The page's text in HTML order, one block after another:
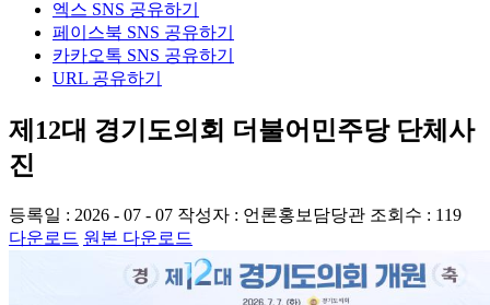
엑스 SNS 공유하기
페이스북 SNS 공유하기
카카오톡 SNS 공유하기
URL 공유하기
제12대 경기도의회 더불어민주당 단체사
진
등록일 : 2026 - 07 - 07 작성자 : 언론홍보담당관 조회수 : 119
다운로드 원본 다운로드